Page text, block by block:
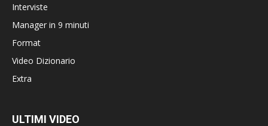
Interviste
Manager in 9 minuti
Format
Video Dizionario
Extra
ULTIMI VIDEO